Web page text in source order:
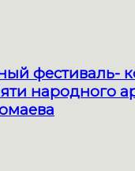
фестиваль-
народного